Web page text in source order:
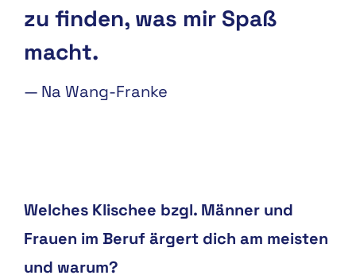
zu finden, was mir Spaß
macht.
— Na Wang-Franke
Welches Klischee bzgl. Männer und
Frauen im Beruf ärgert dich am meisten
und warum?